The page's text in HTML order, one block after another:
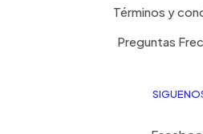
Términos y
Preguntas